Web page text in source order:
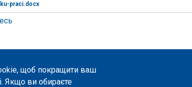
praci.docx
щоб покращити ваш
Якщо ви обираєте
2023-2026. |